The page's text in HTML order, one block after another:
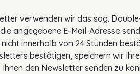
verwenden wir das sog.
angegebene E-Mail-Adresse
innerhalb von 24 Stunden
bestätigen, speichern wir
den Newsletter senden zu